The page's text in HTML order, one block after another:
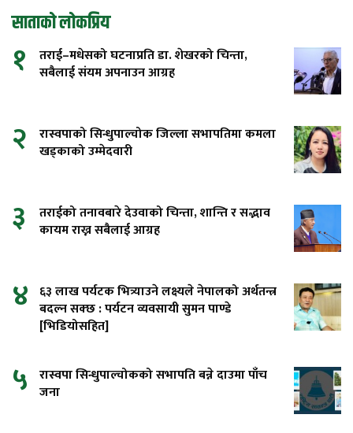
साताको लोकप्रिय
१
तराई–मधेसको घटनाप्रति डा. शेखरको चिन्ता,
सबैलाई संयम अपनाउन आग्रह
२
रास्वपाको सिन्धुपाल्चोक जिल्ला सभापतिमा कमला
खड्काको उम्मेदवारी
३
तराईको तनावबारे देउवाको चिन्ता, शान्ति र सद्भाव
कायम राख्न सबैलाई आग्रह
४ ६३ लाख पर्यटक भित्र्याउने लक्ष्यले नेपालको अर्थतन्त्र
बदल्न सक्छ : पर्यटन व्यवसायी सुमन पाण्डे
[भिडियोसहित]
५ रास्वपा सिन्धुपाल्चोकको सभापति बन्ने दाउमा पाँच
जना